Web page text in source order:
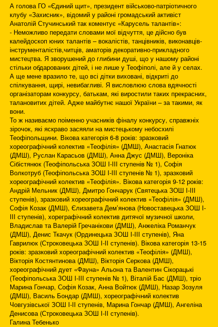
А голова ГО «Єдиний щит», президент військово-патріотичного
клубу «Захисник», відомий у районі громадський активіст
Анатолій Стучинський так коментує «Карусель талантів»:
- Неможливо передати словами мої відчуття, це дійсно був
калейдоскоп юних талантів – вокалістів, танцівників, виконавців-
інструменталістів,читців, аматорів декоративно-прикладного
мистецтва. Я зворушений до глибини душі, що у нашому районі
стільки обдарованих дітей, і не лише у Теофіполі, але й у селах.
А ще мене вразило те, що всі дітки виховані, відкриті до
спілкування, щирі, невибагливі. Я висловлюю слова вдячності
організаторам конкурсу, батькам, які виростили таких прекрасних,
талановитих дітей. Адже майбутнє нашої України – за такими, як
вони.
То ж називаємо поіменно учасників фіналу конкурсу, справжніх
зірочок, які яскраво засяяли на мистецькому небосхилі
Теофіпольщини. Вікова категорія 6-8 років: зразковий
хореографічний колектив «Теофілія» (ДМШ), Анастасія Гнатюк
(ДМШ), Руслан Карасьов (ДМШ), Анна Джус (ДМШ), Вероніка
Сібістянюк (Теофіпольська ЗОШ І-ІІІ ступенів № 1), Софія
Волкотруб (Теофіпольська ЗОШ І-ІІІ ступенів № 1), зразковий
хореографічний колектив «Теофілія». Вікова категорія 9-12 років:
Андрій Мельник (ДМШ), Дмитро Гончарук (Святецька ЗОШ І-ІІІ
ступенів), зразковий хореографічний колектив «Теофілія» (ДМШ),
Софія Козак (ДМШ), Єлизавета Дем’янова (Новоставецька ЗОШ І-
ІІІ ступенів), хореграфічний колектив дитячої музичної школи,
Владислав та Валерій Гречанікови (ДМШ), Анжеліка Романчук
(ДМШ), Денис Ткачук (Ординецька ЗОШ І-ІІІ ступенів), Яна
Гаврилюк (Строковецька ЗОШ І-ІІ ступенів). Вікова категорія 13-15
років: зразковий хореографічний колектив «Теофілія» (ДМШ),
Вікторія Костянтинова (ДМШ), Вікторія Серкова (ДМШ),
хореографічний дует «Фауна» Альона та Валентин Сікорацькі
(Теофіпольська ЗОШ І-ІІІ ступенів № 1), Віталій Бас (ДМШ), тріо
Марина Гончар, Софія Козак, Анна Войтюк (ДМШ), Назар Зозуля
(ДМШ), Василь Бондар (ДМШ), хореографічний колектив
Човгузівської ЗОШ І-ІІ ступенів, Марина Гончар (ДМШ), Ангеліна
Денисова (Строковецька ЗОШ І-ІІ ступенів).
Галина Тебенько